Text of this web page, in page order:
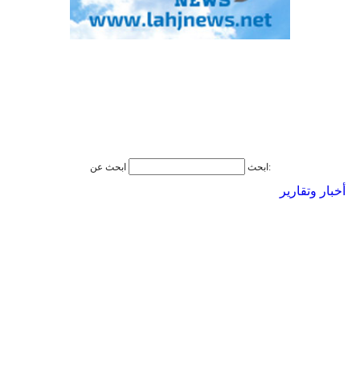
ابحث ابحث عن:
أخبار وتقارير